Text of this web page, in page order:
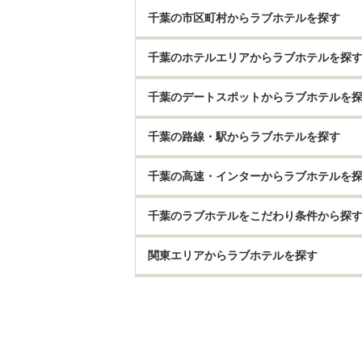
千葉の市区町村からラブホテルを探す
千葉のホテルエリアからラブホテルを探す
千葉のデートスポットからラブホテルを
千葉の路線・駅からラブホテルを探す
千葉の高速・インターからラブホテルを
千葉のラブホテルをこだわり条件から探す
関東エリアからラブホテルを探す